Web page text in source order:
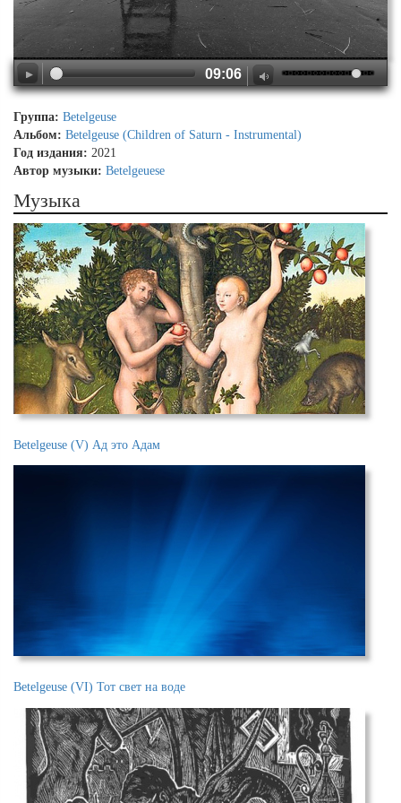
09:06
Группа: Betelgeuse
Альбом: Betelgeuse (Children of Saturn - Instrumental)
Год издания: 2021
Автор музыки: Betelgeuese
Музыка
Ад это Адам
Тот свет на воде